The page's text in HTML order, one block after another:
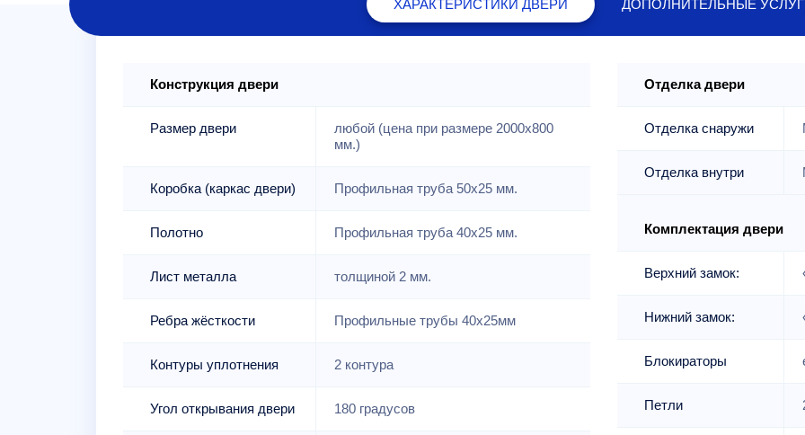
ХАРАКТЕРИСТИКИ ДВЕРИ ДОПОЛНИТЕЛЬНЫЕ
Конструкция двери
Размер двери
любой (цена при размере 2000x800
мм.)
Коробка (каркас двери) Профильная труба 50х25 мм.
Полотно Профильная труба 40х25 мм.
Лист металла толщиной 2 мм.
Ребра жёсткости Профильные трубы 40х25мм
Контуры уплотнения 2 контура
Угол открывания двери 180 градусов
Отделка двери
Отделка снаружи
Отделка внутри
Комплектация двери
Верхний замок:
Нижний замок:
Блокираторы
Петли